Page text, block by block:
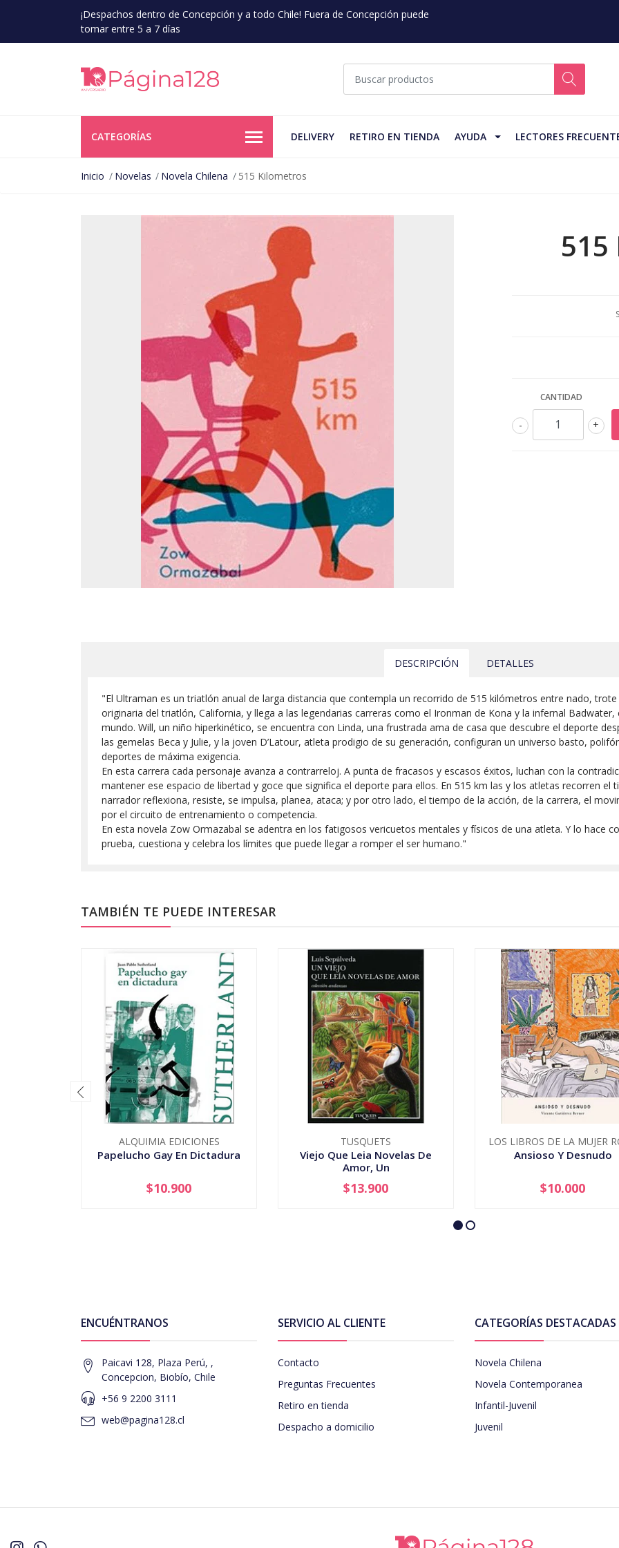
¡Despachos dentro de Concepción y a todo Chile! Fuera de Concepción puede
tomar entre 5 a 7 días
CATEGORÍAS DELIVERY RETIRO EN TIENDA AYUDA LECTORES
Inicio Novelas Novela Chilena 515 Kilometros
CANTIDAD
+
-
DESCRIPCIÓN DETALLES
"El Ultraman es un triatlón anual de larga distancia que contempla un recorrido de 515 kilómetros entre nado,
originaria del triatlón, California, y llega a las legendarias carreras como el Ironman de Kona y la infernal
mundo. Will, un niño hiperkinético, se encuentra con Linda, una frustrada ama de casa que descubre el deporte
las gemelas Beca y Julie, y la joven D’Latour, atleta prodigio de su generación, configuran un universo basto,
deportes de máxima exigencia.
En esta carrera cada personaje avanza a contrarreloj. A punta de fracasos y escasos éxitos, luchan con la
mantener ese espacio de libertad y goce que significa el deporte para ellos. En 515 km las y los atletas recorren
narrador reflexiona, resiste, se impulsa, planea, ataca; y por otro lado, el tiempo de la acción, de la carrera, el
por el circuito de entrenamiento o competencia.
En esta novela Zow Ormazabal se adentra en los fatigosos vericuetos mentales y físicos de una atleta. Y lo hace
prueba, cuestiona y celebra los límites que puede llegar a romper el ser humano."
TAMBIÉN TE PUEDE INTERESAR
ALQUIMIA EDICIONES
Papelucho Gay En Dictadura
+
$10.900
TUSQUETS
Viejo Que Leia Novelas De
Amor, Un
+
$13.900
LOS LIBROS DE LA MUJER
Ansioso Y Desnudo
+
$10.000
ENCUÉNTRANOS
Paicavi 128, Plaza Perú, ,
Concepcion, Biobío, Chile
+56 9 2200 3111
web@pagina128.cl
SERVICIO AL CLIENTE
Contacto
Preguntas Frecuentes
Retiro en tienda
Despacho a domicilio
CATEGORÍAS DESTACADAS
Novela Chilena
Novela Contemporanea
Infantil-Juvenil
Juvenil